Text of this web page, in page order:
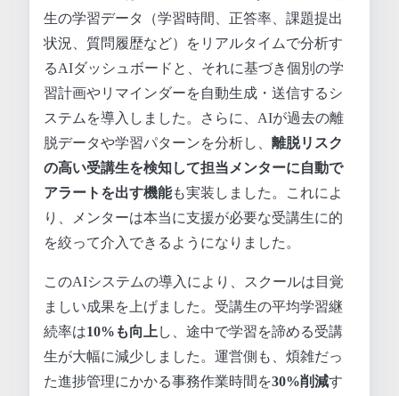
生の学習データ（学習時間、正答率、課題提出
状況、質問履歴など）をリアルタイムで分析す
るAIダッシュボードと、それに基づき個別の学
習計画やリマインダーを自動生成・送信するシ
ステムを導入しました。さらに、AIが過去の離
脱データや学習パターンを分析し、 離脱リスク
の高い受講生を検知して担当メンターに自動で
アラートを出す機能も実装しました。これによ
り、メンターは本当に支援が必要な受講生に的
を絞って介入できるようになりました。
このAIシステムの導入により、スクールは目覚
ましい成果を上げました。受講生の平均学習継
続率は10%も向上 し、途中で学習を諦める受講
生が大幅に減少しました。運営側も、煩雑だっ
た進捗管理にかかる事務作業時間を30%削減す